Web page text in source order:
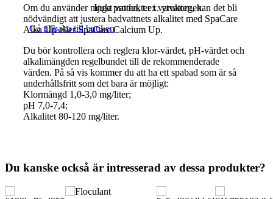
Inga produkter i varukorgen.
Gå tillbaka till butiken
Om du använder mjukt vatten, t.ex. ytvatten, kan det bli
nödvändigt att justera badvattnets alkalitet med SpaCare
Alka Up eller SpaCare Calcium Up.
Du bör kontrollera och reglera klor-värdet, pH-värdet och
alkalimängden regelbundet till de rekommenderade
värden. På så vis kommer du att ha ett spabad som är så
underhållsfritt som det bara är möjligt:
Klormängd 1,0-3,0 mg/liter;
pH 7,0-7,4;
Alkalitet 80-120 mg/liter.
Du kanske också är intresserad av dessa produkter?